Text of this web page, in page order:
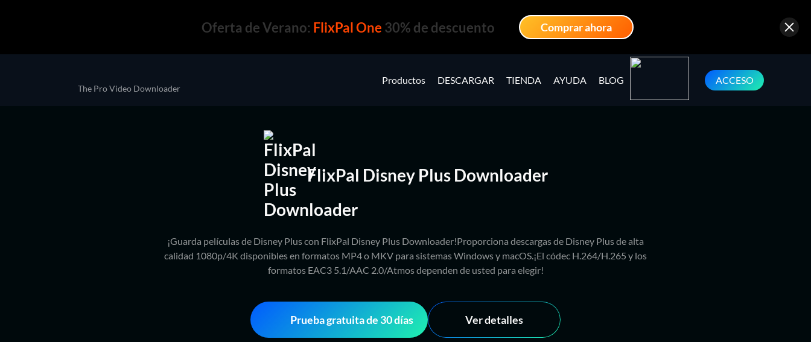
The Pro Video Downloader
Productos DESCARGAR TIENDA AYUDA BLOG ACCESO
Oferta de Verano: FlixPal One 30% de descuento Comprar ahora
FlixPal Disney Plus Downloader
¡Guarda películas de Disney Plus con FlixPal Disney Plus Downloader!Proporciona descargas de Disney Plus de alta
calidad 1080p/4K disponibles en formatos MP4 o MKV para sistemas Windows y macOS.¡El códec H.264/H.265 y los
formatos EAC3 5.1/AAC 2.0/Atmos dependen de usted para elegir!
Prueba gratuita de 30 días Ver detalles